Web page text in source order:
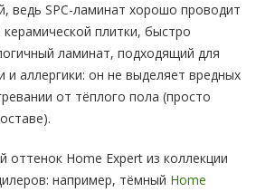
ведь SPC-ламинат хорошо проводит
плитки, быстро
ламинат, подходящий для
и аллергики: он не выделяет вредных
от тёплого пола (просто
Home Expert из коллекции
например, тёмный Home